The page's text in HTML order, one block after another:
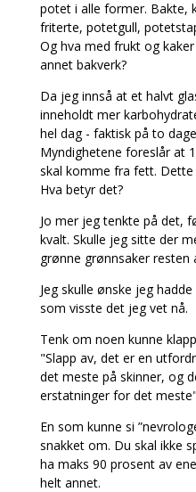
potet i alle former. Bakte,
friterte, potetgull,
Og hva med frukt og
annet bakverk?
Da jeg innså at et halvt
inneholdt mer
hel dag - faktisk på to
Myndighetene foreslår at
skal komme fra fett. Dette
Hva betyr det?
Jo mer jeg tenkte på det,
kvalt. Skulle jeg sitte der
grønne grønnsaker resten
Jeg skulle ønske jeg
som visste det jeg vet nå.
Tenk om noen kunne
"Slapp av, det er en
det meste på skinner, og
erstatninger for det
En som kunne si
snakket om. Du skal ikke
ha maks 90 prosent av
helt annet.